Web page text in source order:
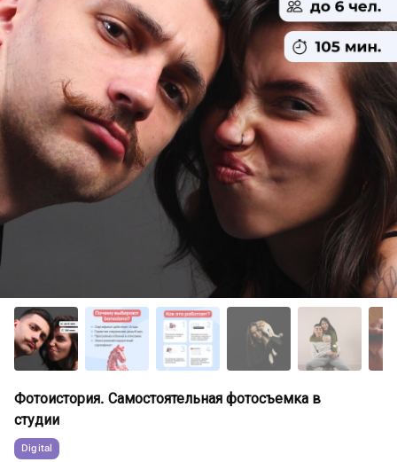
Фотоистория. Самостоятельная фотосъемка в
студии
Digital